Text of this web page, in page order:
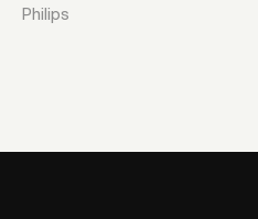
Philips